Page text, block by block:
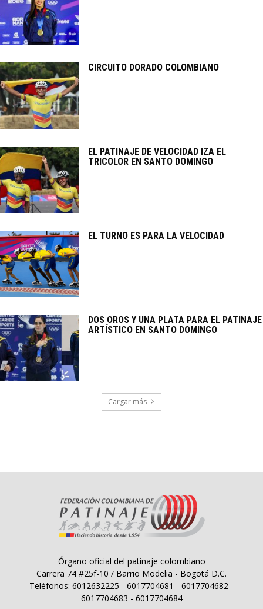
CIRCUITO DORADO COLOMBIANO
EL PATINAJE DE VELOCIDAD IZA EL
TRICOLOR EN SANTO DOMINGO
EL TURNO ES PARA LA VELOCIDAD
DOS OROS Y UNA PLATA PARA EL PATINAJE
ARTÍSTICO EN SANTO DOMINGO
Cargar más
Órgano oficial del patinaje colombiano
Carrera 74 #25f-10 / Barrio Modelia - Bogotá D.C.
Teléfonos: 6012632225 - 6017704681 - 6017704682 -
6017704683 - 6017704684